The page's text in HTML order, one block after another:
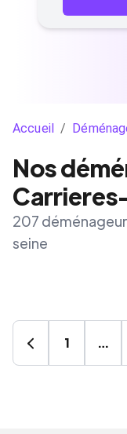
Accueil /
Nos
207
seine
1 …